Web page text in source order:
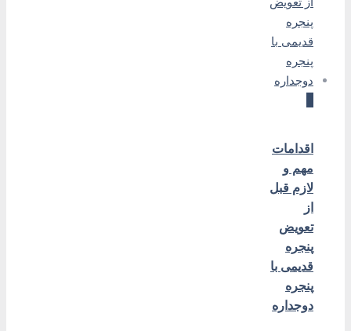
اقدامات
مهم و
لازم قبل
از
تعویض
پنجره
قدیمی با
پنجره
دوجداره